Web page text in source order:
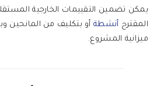
يمكن تضمين التقييمات الخارجية
المقترح أنشطة أو بتكليف من المانحين
ميزانية المشروع.